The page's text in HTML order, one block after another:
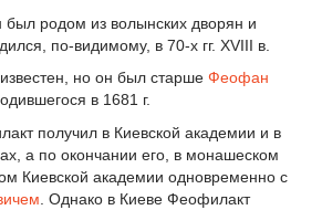
был родом из волынских дворян и
по-видимому, в 70-х гг. XVIII в.
но он был старше Феофан
в 1681 г.
получил в Киевской академии и в
а по окончании его, в монашеском
Киевской академии одновременно с
. Однако в Киеве Феофилакт